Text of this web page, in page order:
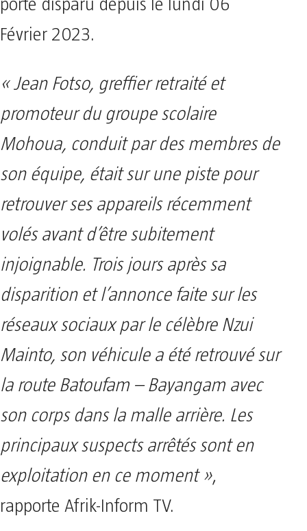
porté disparu depuis le lundi 06
Février 2023.
« Jean Fotso, greffier retraité et
promoteur du groupe scolaire
Mohoua, conduit par des membres de
son équipe, était sur une piste pour
retrouver ses appareils récemment
volés avant d’être subitement
injoignable. Trois jours après sa
disparition et l’annonce faite sur les
réseaux sociaux par le célèbre Nzui
Mainto, son véhicule a été retrouvé sur
la route Batoufam – Bayangam avec
son corps dans la malle arrière. Les
principaux suspects arrêtés sont en
exploitation en ce moment »,
rapporte Afrik-Inform TV.